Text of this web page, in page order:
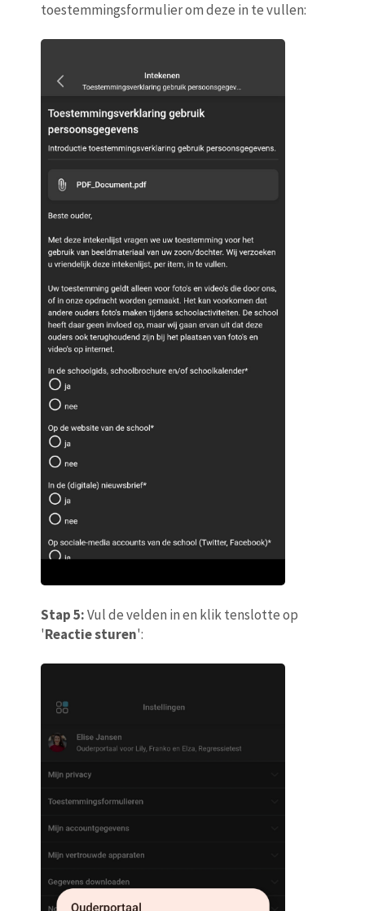
toestemmingsformulier om deze in te vullen:
Stap 5:Vul de velden in en klik tenslotte op
'Reactie sturen':